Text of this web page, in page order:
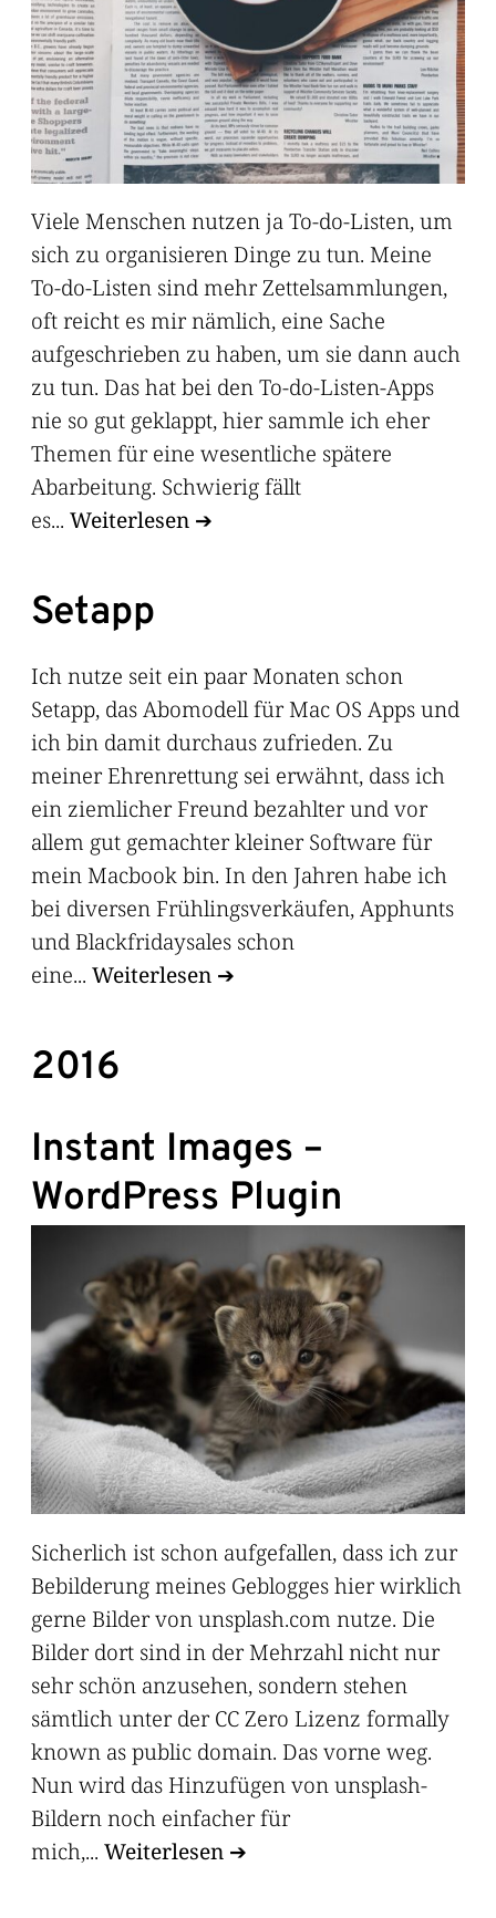
Viele Menschen nutzen ja To-do-Listen, um
sich zu organisieren Dinge zu tun. Meine
To-do-Listen sind mehr Zettelsammlungen,
oft reicht es mir nämlich, eine Sache
aufgeschrieben zu haben, um sie dann auch
zu tun. Das hat bei den To-do-Listen-Apps
nie so gut geklappt, hier sammle ich eher
Themen für eine wesentliche spätere
Abarbeitung. Schwierig fällt
es... Weiterlesen
Setapp
Ich nutze seit ein paar Monaten schon
Setapp, das Abomodell für Mac OS Apps und
ich bin damit durchaus zufrieden. Zu
meiner Ehrenrettung sei erwähnt, dass ich
ein ziemlicher Freund bezahlter und vor
allem gut gemachter kleiner Software für
mein Macbook bin. In den Jahren habe ich
bei diversen Frühlingsverkäufen, Apphunts
und Blackfridaysales schon
eine... Weiterlesen
2016
Instant Images –
WordPress Plugin
Sicherlich ist schon aufgefallen, dass ich zur
Bebilderung meines Geblogges hier wirklich
gerne Bilder von unsplash.com nutze. Die
Bilder dort sind in der Mehrzahl nicht nur
sehr schön anzusehen, sondern stehen
sämtlich unter der CC Zero Lizenz formally
known as public domain. Das vorne weg.
Nun wird das Hinzufügen von unsplash-
Bildern noch einfacher für
mich,... Weiterlesen